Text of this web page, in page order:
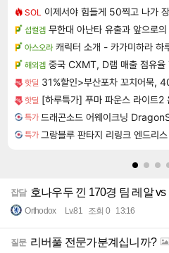
SOL 이제서야 힘들게 50찍고 나가
섭컬겜 무한대 아난타 유출과 앞으로
아스오라 캐릭터 소개 - 카가미하라 하
해외겜 중국 CXMT, D램 매출 점유
핫딜 31%할인>부산포차 꼬치어묵,
핫딜 [하루특가] 푸마 파운스 라이트
특가
특가
잡담 호나우두 낀 170경 팀 레알 vs
Orthodox Lv.81 조회 0 13:16
질문 리버풀 전문가분계십니까?